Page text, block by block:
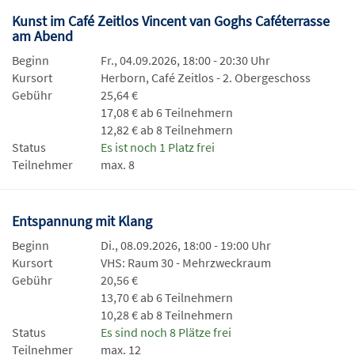
Kunst im Café Zeitlos Vincent van Goghs Caféterrasse
am Abend
Beginn
Fr., 04.09.2026, 18:00 - 20:30 Uhr
Kursort
Herborn, Café Zeitlos - 2. Obergeschoss
Gebühr
25,64 €
17,08 € ab 6 Teilnehmern
12,82 € ab 8 Teilnehmern
Status
Es ist noch 1 Platz frei
Teilnehmer
max. 8
Entspannung mit Klang
Beginn
Di., 08.09.2026, 18:00 - 19:00 Uhr
Kursort
VHS: Raum 30 - Mehrzweckraum
Gebühr
20,56 €
13,70 € ab 6 Teilnehmern
10,28 € ab 8 Teilnehmern
Status
Es sind noch 8 Plätze frei
Teilnehmer
max. 12